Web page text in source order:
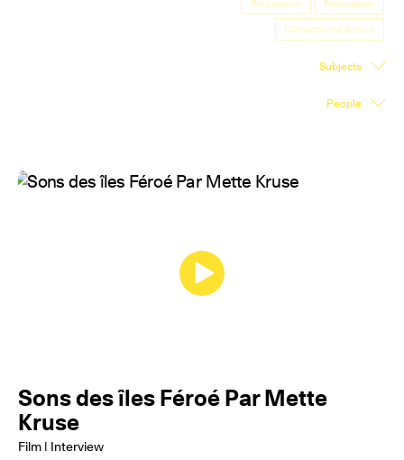
Fr
Percussion
Percussion
Compositeur danois
Subjects
People
Sons des îles Féroé Par Mette
Kruse
Film | Interview